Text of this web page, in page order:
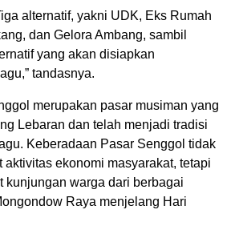
alternatif, yakni UDK, Eks Rumah
dan Gelora Ambang, sambil
yang akan disiapkan
tandasnya.
merupakan pasar musiman yang
Lebaran dan telah menjadi tradisi
Keberadaan Pasar Senggol tidak
aktivitas ekonomi masyarakat, tetapi
kunjungan warga dari berbagai
Raya menjelang Hari